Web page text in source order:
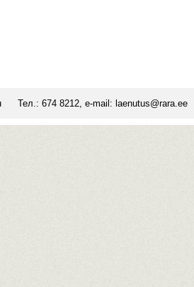
Тел.: 674 8212, e-mail: laenutus@rara.ee